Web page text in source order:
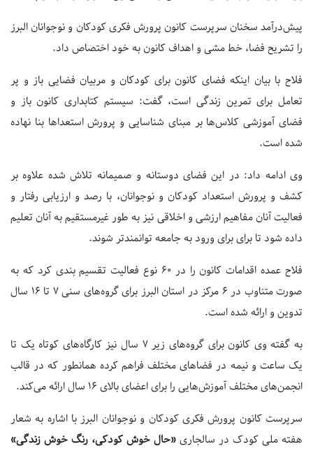
پیش‌درآمد سخنان سرپرست کانون پرورش فکری کودکان و نوجوانان البرز
را تشریح فضا، خط مشی و اهداف کانون به خود اختصاص داد.
فلاح با بیان اینکه فضای کانون برای کودکان و مربیان فضایی باز و پر
تعامل برای تمرین زندگی است، گفت: سیستم کتابداری کانون باز و
فضای آموزشی کلاس‌ها بر مبنای شناسایی و پرورش استعداها بنا نهاده
شده است.
وی ادامه داد: در این فضای دوستانه و صمیمانه تلاش شده علاوه بر
کشف و پرورش استعداد کودکان و نوجوانان، با رصد و ارزیابی رفتار و
فعالیت آنان مفاهیم ارزشی و اخلاقی نیز به طور غیرمستقیم به آنان تعلیم
داده شود تا برای برای ورود به جامعه توانمندتر شوند.
فلاح عمده اقدامات کانون را در 60 نوع فعالیت تقسیم بندی کرد که به
صورت متناوب در 6 مرکز در استان البرز برای گروه‌های سنی 7 تا 16 سال
تدوین و ارائه شده است.
به گفته وی کانون برای گروه‌های زیر 7 سال نیز کارگاه‌های کوتاه یک تا
یک ساعت و نیمه در فضاهای مختلف فراهم کرده همانطور که در قالب
انجمن‌های مختلف آموزش‌هایی را برای اعضای بالای ۱۶ سال ارائه می‌کند.
سرپرست کانون پرورش فکری کودکان و نوجوانان البرز با اشاره به شعار
هفته ملی کودک در سالجاری«حال خوش کودکی، رنگ خوش زندگی»